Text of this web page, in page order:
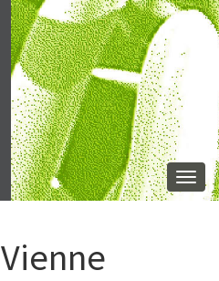
Vienne